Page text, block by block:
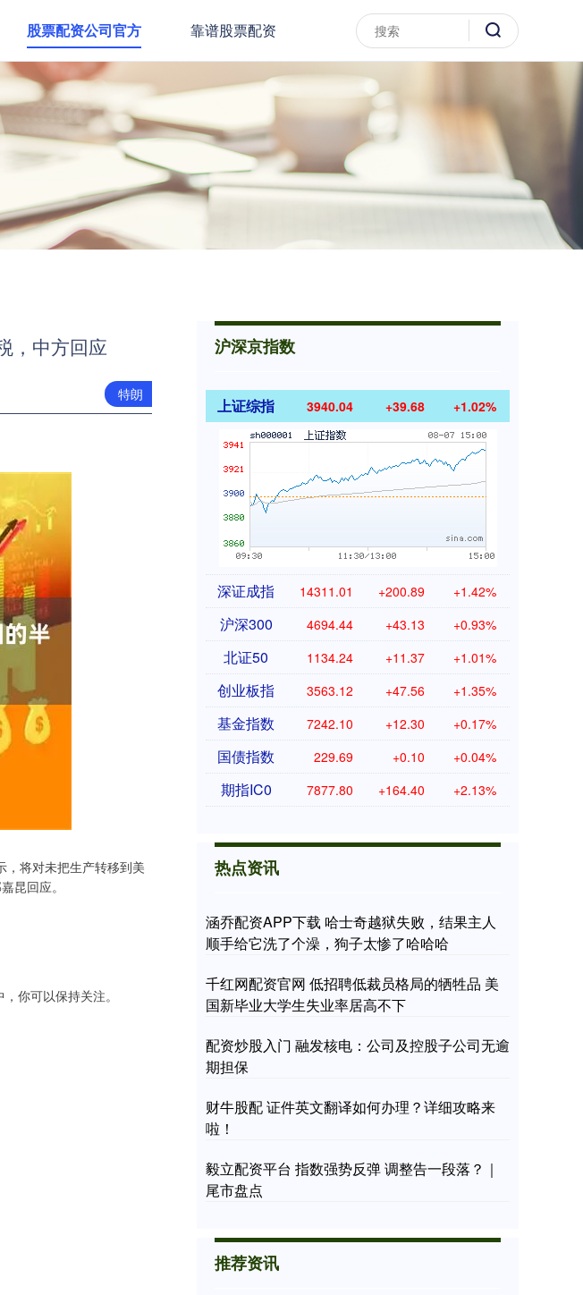
股票配资公司官方 靠谱股票配资
，中方回应
特朗
，将对未把生产转移到美
昆回应。
你可以保持关注。
沪深京指数
上证综指 3940.04 +39.68 +1.02%
深证成指 14311.01 +200.89 +1.42%
沪深300 4694.44 +43.13 +0.93%
北证50 1134.24 +11.37 +1.01%
创业板指 3563.12 +47.56 +1.35%
基金指数 7242.10 +12.30 +0.17%
国债指数 229.69 +0.10 +0.04%
期指IC0 7877.80 +164.40 +2.13%
热点资讯
涵乔配资APP下载 哈士奇越狱失败，结果主人
顺手给它洗了个澡，狗子太惨了哈哈哈
千红网配资官网 低招聘低裁员格局的牺牲品 美
国新毕业大学生失业率居高不下
配资炒股入门 融发核电：公司及控股子公司无逾
期担保
财牛股配 证件英文翻译如何办理？详细攻略来
啦！
毅立配资平台 指数强势反弹 调整告一段落？｜
尾市盘点
推荐资讯